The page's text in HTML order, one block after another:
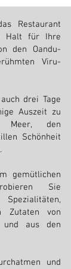
Restaurant
Halt für Ihre
den Oandu-
Viru-
drei Tage
Auszeit zu
Meer, den
Schönheit
gemütlichen
Sie
Zutaten von
und aus den
und